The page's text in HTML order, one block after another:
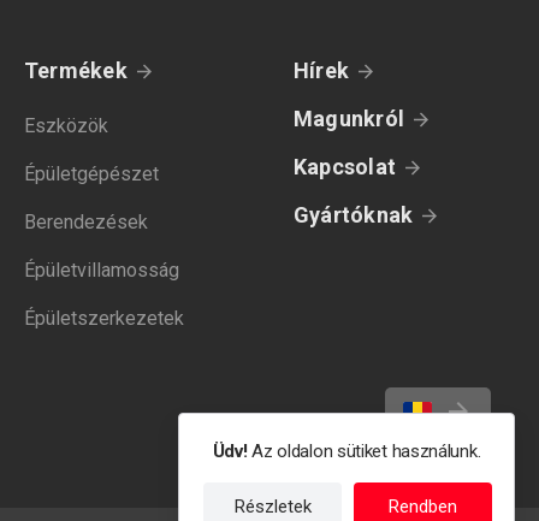
Termékek
Eszközök
Épületgépészet
Berendezések
Épületvillamosság
Épületszerkezetek
Hírek
Magunkról
Kapcsolat
Gyártóknak
Üdv!Az oldalon sütiket használunk.
Részletek Rendben